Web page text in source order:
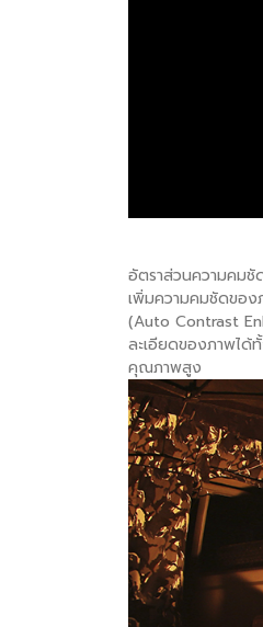
อัตราส่วนความคม
เพิ่มความคมชัดของ
(Auto Contrast
ละเอียดของภาพไ
คุณภาพสูง